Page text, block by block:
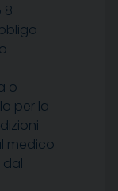
8
o
per la
medico
dal